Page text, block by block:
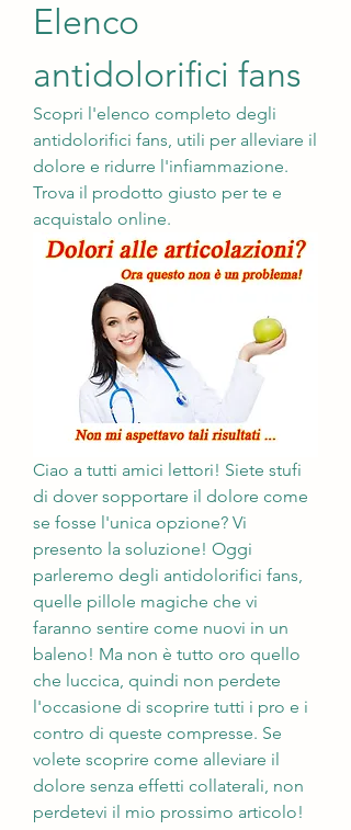
Elenco
antidolorifici fans
Scopri l'elenco completo degli
antidolorifici fans, utili per alleviare il
dolore e ridurre l'infiammazione.
Trova il prodotto giusto per te e
acquistalo online.
Ciao a tutti amici lettori! Siete stufi
di dover sopportare il dolore come
se fosse l'unica opzione? Vi
presento la soluzione! Oggi
parleremo degli antidolorifici fans,
quelle pillole magiche che vi
faranno sentire come nuovi in un
baleno! Ma non è tutto oro quello
che luccica, quindi non perdete
l'occasione di scoprire tutti i pro e i
contro di queste compresse. Se
volete scoprire come alleviare il
dolore senza effetti collaterali, non
perdetevi il mio prossimo articolo!